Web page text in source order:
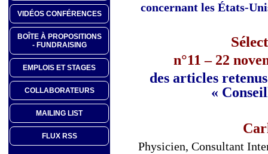
VIDÉOS CONFÉRENCES
BOÎTE À PROPOSITIONS
- FUNDRAISING
EMPLOIS ET STAGES
COLLABORATEURS
MAILING LIST
FLUX RSS
concernant les États-
n°11 – 22
des articles
«
Physicien, Consultant